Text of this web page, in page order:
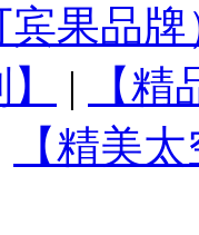
果品牌
|
【
【精美